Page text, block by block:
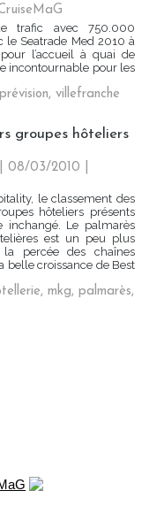
trafic avec 750.000
le Seatrade Med 2010 à
pour l’accueil à quai de
incontournable pour les
prévision, villefranche
groupes hôteliers
08/03/2010
le classement des
hôteliers présents
inchangé. Le palmarès
est un peu plus
la percée des chaînes
belle croissance de Best
, mkg, palmarès,